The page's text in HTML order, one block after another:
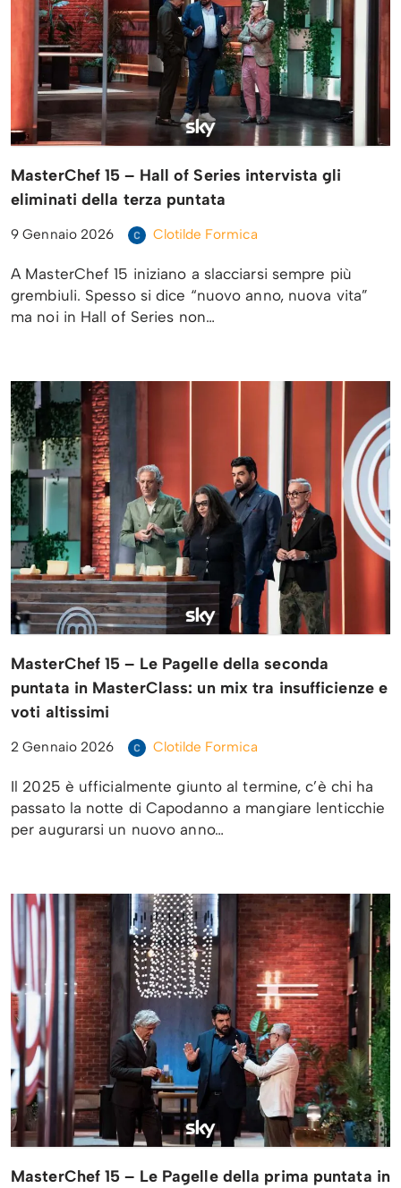
MasterChef 15 – Hall of Series intervista gli
eliminati della terza puntata
9 Gennaio 2026 Clotilde Formica
A MasterChef 15 iniziano a slacciarsi sempre più
grembiuli. Spesso si dice “nuovo anno, nuova vita”
ma noi in Hall of Series non…
MasterChef 15 – Le Pagelle della seconda
puntata in MasterClass: un mix tra insufficienze e
voti altissimi
2 Gennaio 2026 Clotilde Formica
Il 2025 è ufficialmente giunto al termine, c’è chi ha
passato la notte di Capodanno a mangiare lenticchie
per augurarsi un nuovo anno…
MasterChef 15 – Le Pagelle della prima puntata in